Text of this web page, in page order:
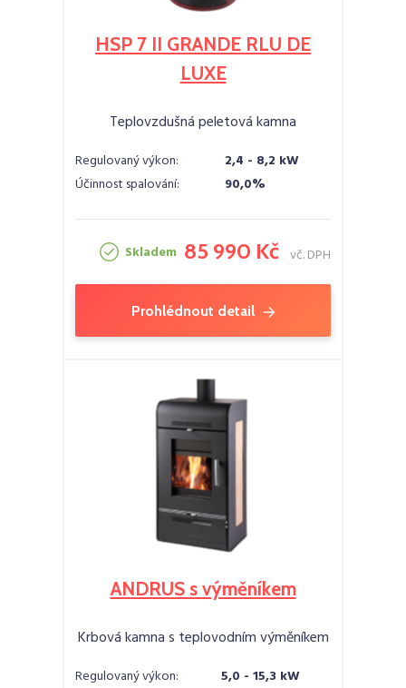
HSP 7 II GRANDE RLU DE
LUXE
Teplovzdušná peletová kamna
Regulovaný výkon:
2,4 - 8,2 kW
Účinnost spalování:
90,0%
Skladem 85 990 Kč vč. DPH
Prohlédnout detail
ANDRUS s výměníkem
Krbová kamna s teplovodním výměníkem
Regulovaný výkon:
5,0 - 15,3 kW